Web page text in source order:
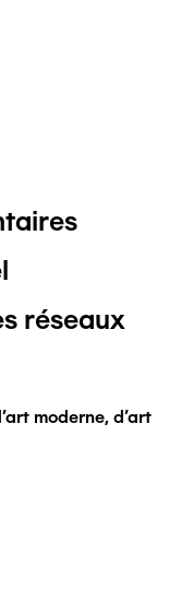
réseaux
moderne, d'art